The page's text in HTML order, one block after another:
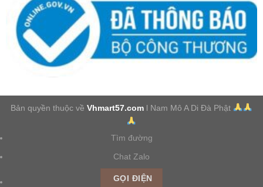
Bản quyền thuộc vềVhmart57.com l Nam Mô A Di Đà Phật
Tìm đường
Chat Zalo
GỌI ĐIỆN